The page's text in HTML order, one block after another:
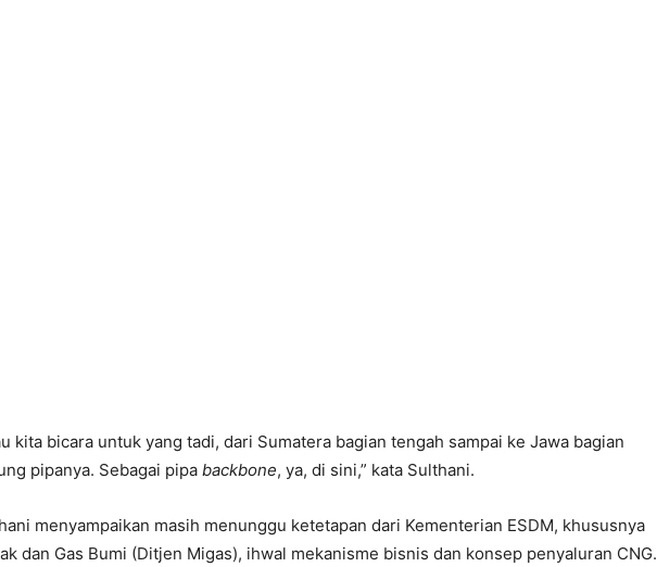
kita bicara untuk yang tadi, dari Sumatera bagian tengah sampai ke Jawa bagian
pipanya. Sebagai pipa backbone, ya, di sini,” kata Sulthani.
menyampaikan masih menunggu ketetapan dari Kementerian ESDM, khususnya
dan Gas Bumi (Ditjen Migas), ihwal mekanisme bisnis dan konsep penyaluran CNG.